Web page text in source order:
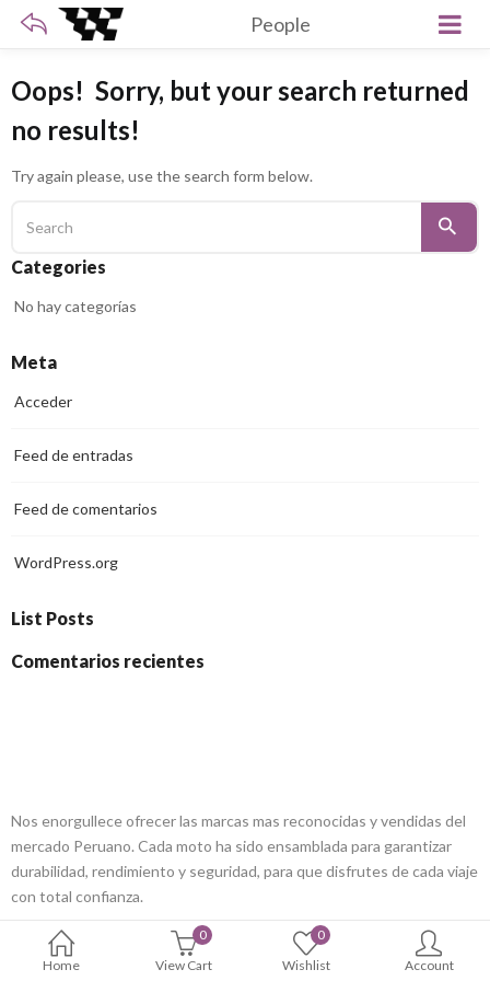
People
Home
0
View Cart
0
Wishlist
Account
Oops! Sorry, but your search returned
no results!
Try again please, use the search form below.
Categories
No hay categorías
Meta
Acceder
Feed de entradas
Feed de comentarios
WordPress.org
List Posts
Comentarios recientes
Nos enorgullece ofrecer las marcas mas reconocidas y vendidas del
mercado Peruano. Cada moto ha sido ensamblada para garantizar
durabilidad, rendimiento y seguridad, para que disfrutes de cada viaje
con total confianza.
Atencion de Lunes-Sábado: 8am a 6pm